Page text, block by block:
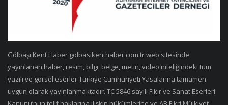
Gölbaşı Kent Haber golbasikenthaber.com.tr web sitesinde
yayınlanan haber, resim, bilgi, belge, metin, video niteliğindeki tüm
yazılı ve görsel eserler Türkiye Cumhuriyeti Yasalarına tamamen
uygun olarak yayınlanmaktadır. TC 5846 sayılı Fikir ve Sanat Eserleri